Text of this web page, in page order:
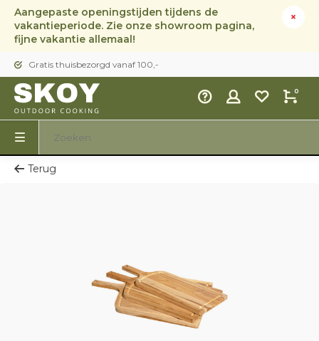
Aangepaste openingstijden tijdens de
vakantieperiode. Zie onze showroom pagina,
fijne vakantie allemaal!
Gratis thuisbezorgd vanaf 100,-
0
Terug